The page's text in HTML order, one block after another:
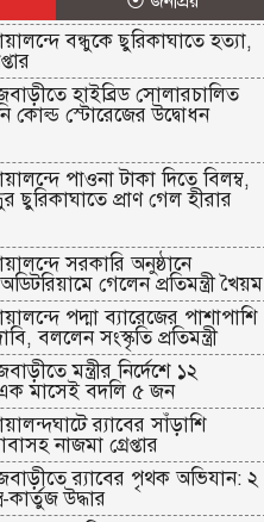
বন্ধুকে ছুরিকাঘাতে হত্যা,
হাইব্রিড সোলারচালিত
কোল্ড স্টোরেজের উদ্বোধন
পাওনা টাকা দিতে বিলম্ব,
ছুরিকাঘাতে প্রাণ গেল হীরার
সরকারি অনুষ্ঠানে
গেলেন প্রতিমন্ত্রী খৈয়ম
পদ্মা ব্যারেজের পাশাপাশি
বললেন সংস্কৃতি প্রতিমন্ত্রী
মন্ত্রীর নির্দেশে ১২
মাসেই বদলি ৫ জন
র‌্যাবের সাঁড়াশি
নাজমা গ্রেপ্তার
র‌্যাবের পৃথক অভিযান: ২
কার্তুজ উদ্ধার